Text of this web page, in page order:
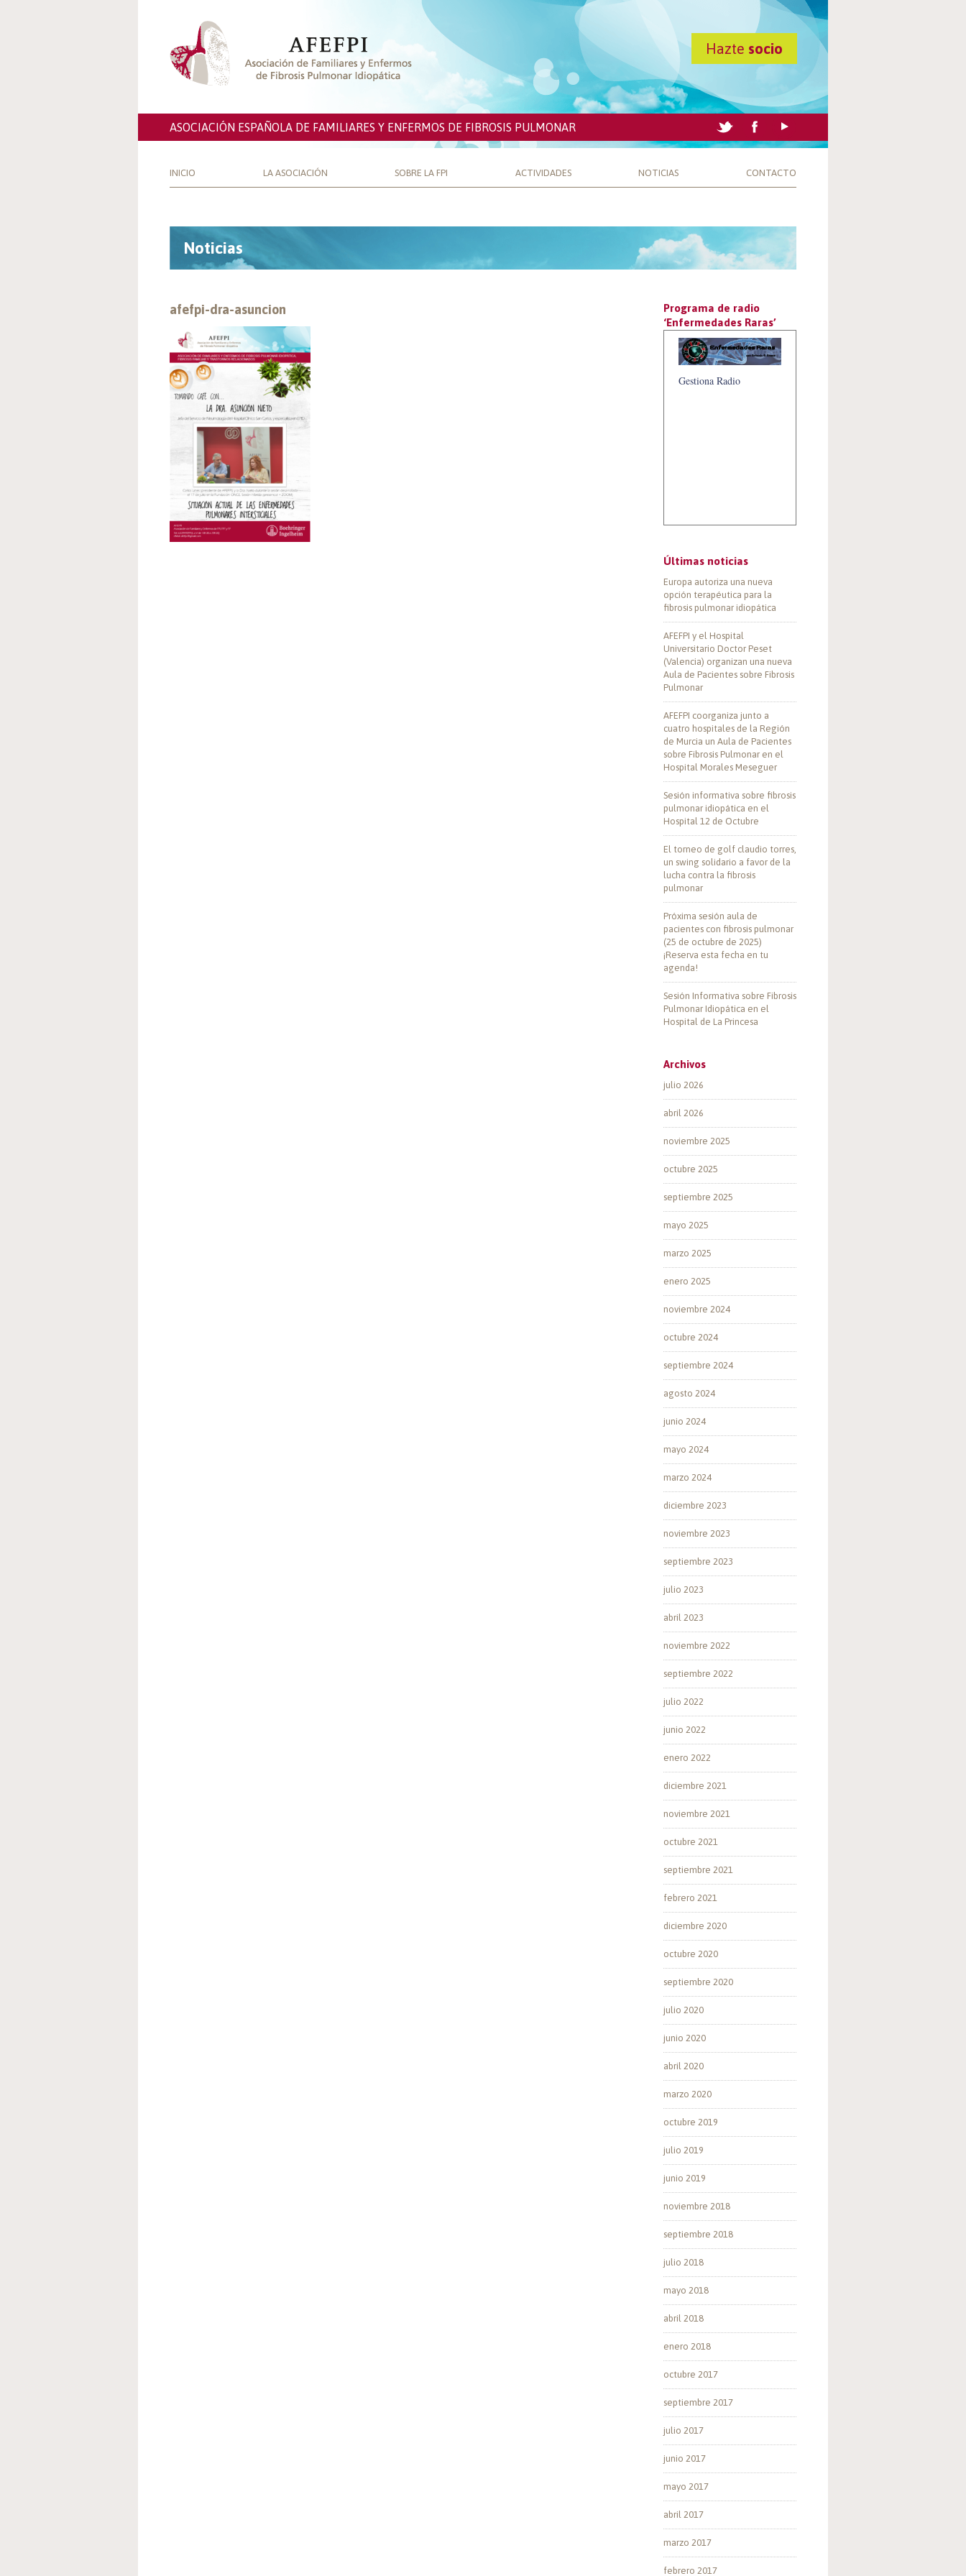
Hazte socio
ASOCIACIÓN ESPAÑOLA DE FAMILIARES Y ENFERMOS DE FIBROSIS PULMONAR
INICIO LA ASOCIACIÓN SOBRE LA FPI ACTIVIDADES NOTICIAS CONTACTO
Noticias
afefpi-dra-asuncion
Programa de radio
‘Enfermedades Raras’
Gestiona Radio
Últimas noticias
Europa autoriza una nueva
opción terapéutica para la
fibrosis pulmonar idiopática
AFEFPI y el Hospital
Universitario Doctor Peset
(Valencia) organizan una nueva
Aula de Pacientes sobre Fibrosis
Pulmonar
AFEFPI coorganiza junto a
cuatro hospitales de la Región
de Murcia un Aula de Pacientes
sobre Fibrosis Pulmonar en el
Hospital Morales Meseguer
Sesión informativa sobre fibrosis
pulmonar idiopática en el
Hospital 12 de Octubre
El torneo de golf claudio torres,
un swing solidario a favor de la
lucha contra la fibrosis
pulmonar
Próxima sesión aula de
pacientes con fibrosis pulmonar
(25 de octubre de 2025)
¡Reserva esta fecha en tu
agenda!
Sesión Informativa sobre Fibrosis
Pulmonar Idiopática en el
Hospital de La Princesa
Archivos
julio 2026
abril 2026
noviembre 2025
octubre 2025
septiembre 2025
mayo 2025
marzo 2025
enero 2025
noviembre 2024
octubre 2024
septiembre 2024
agosto 2024
junio 2024
mayo 2024
marzo 2024
diciembre 2023
noviembre 2023
septiembre 2023
julio 2023
abril 2023
noviembre 2022
septiembre 2022
julio 2022
junio 2022
enero 2022
diciembre 2021
noviembre 2021
octubre 2021
septiembre 2021
febrero 2021
diciembre 2020
octubre 2020
septiembre 2020
julio 2020
junio 2020
abril 2020
marzo 2020
octubre 2019
julio 2019
junio 2019
noviembre 2018
septiembre 2018
julio 2018
mayo 2018
abril 2018
enero 2018
octubre 2017
septiembre 2017
julio 2017
junio 2017
mayo 2017
abril 2017
marzo 2017
febrero 2017